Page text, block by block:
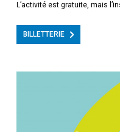
L’activité est gratuite, mais
BILLETTERIE